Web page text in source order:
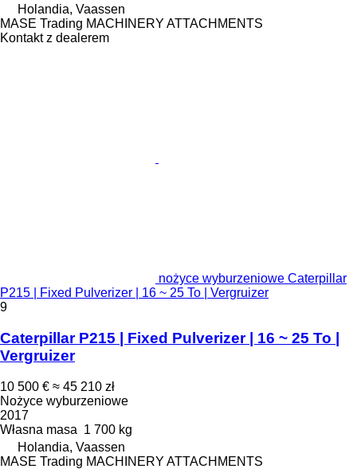
Holandia, Vaassen
MASE Trading MACHINERY ATTACHMENTS
Kontakt z dealerem
nożyce wyburzeniowe Caterpillar
P215 | Fixed Pulverizer | 16 ~ 25 To | Vergruizer
9
Caterpillar P215 | Fixed Pulverizer | 16 ~ 25 To |
Vergruizer
10 500 € ≈ 45 210 zł
Nożyce wyburzeniowe
2017
Własna masa 1 700 kg
Holandia, Vaassen
MASE Trading MACHINERY ATTACHMENTS